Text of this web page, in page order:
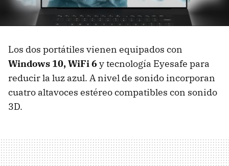
Los dos portátiles vienen equipados con
Windows 10, WiFi 6 y tecnología Eyesafe para
reducir la luz azul. A nivel de sonido incorporan
cuatro altavoces estéreo compatibles con sonido
3D.